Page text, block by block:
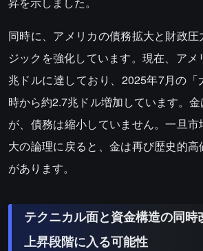
同時に、アメリカの債務拡大と財政圧
ジックを強化しています。現在、ア
兆ドルに達しており、2025年7月の「
時から約2.7兆ドル増加しています。
が、債務は縮小していません。一旦
大の論理に戻ると、金は再び歴史的
があります。
テクニカル面と資金構造の同
上昇段階に入る可能性